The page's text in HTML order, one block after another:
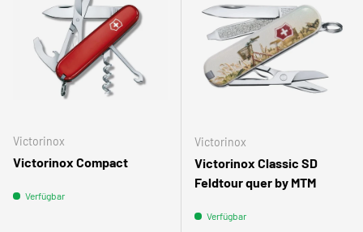
Victorinox
Victorinox Compact
Verfügbar
Victorinox
Victorinox Classic SD
Feldtour quer by MTM
Verfügbar